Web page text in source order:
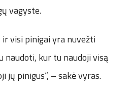
vagyste.
visi pinigai yra nuvežti
naudoti, kur tu naudoji visą
jų pinigus“, – sakė vyras.